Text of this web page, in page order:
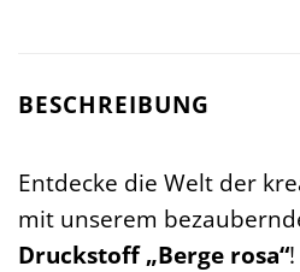
BESCHREIBUNG
Entdecke die Welt der
mit unserem
Druckstoff „Berge rosa“